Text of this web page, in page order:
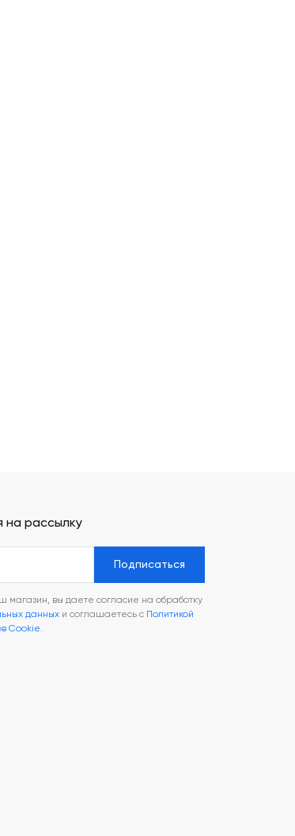
на рассылку
Подписаться
магазин, вы даете согласие на обработку
данных и соглашаетесь с Политикой
Cookie.